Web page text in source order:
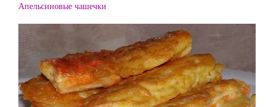
Апельсиновые чашечки